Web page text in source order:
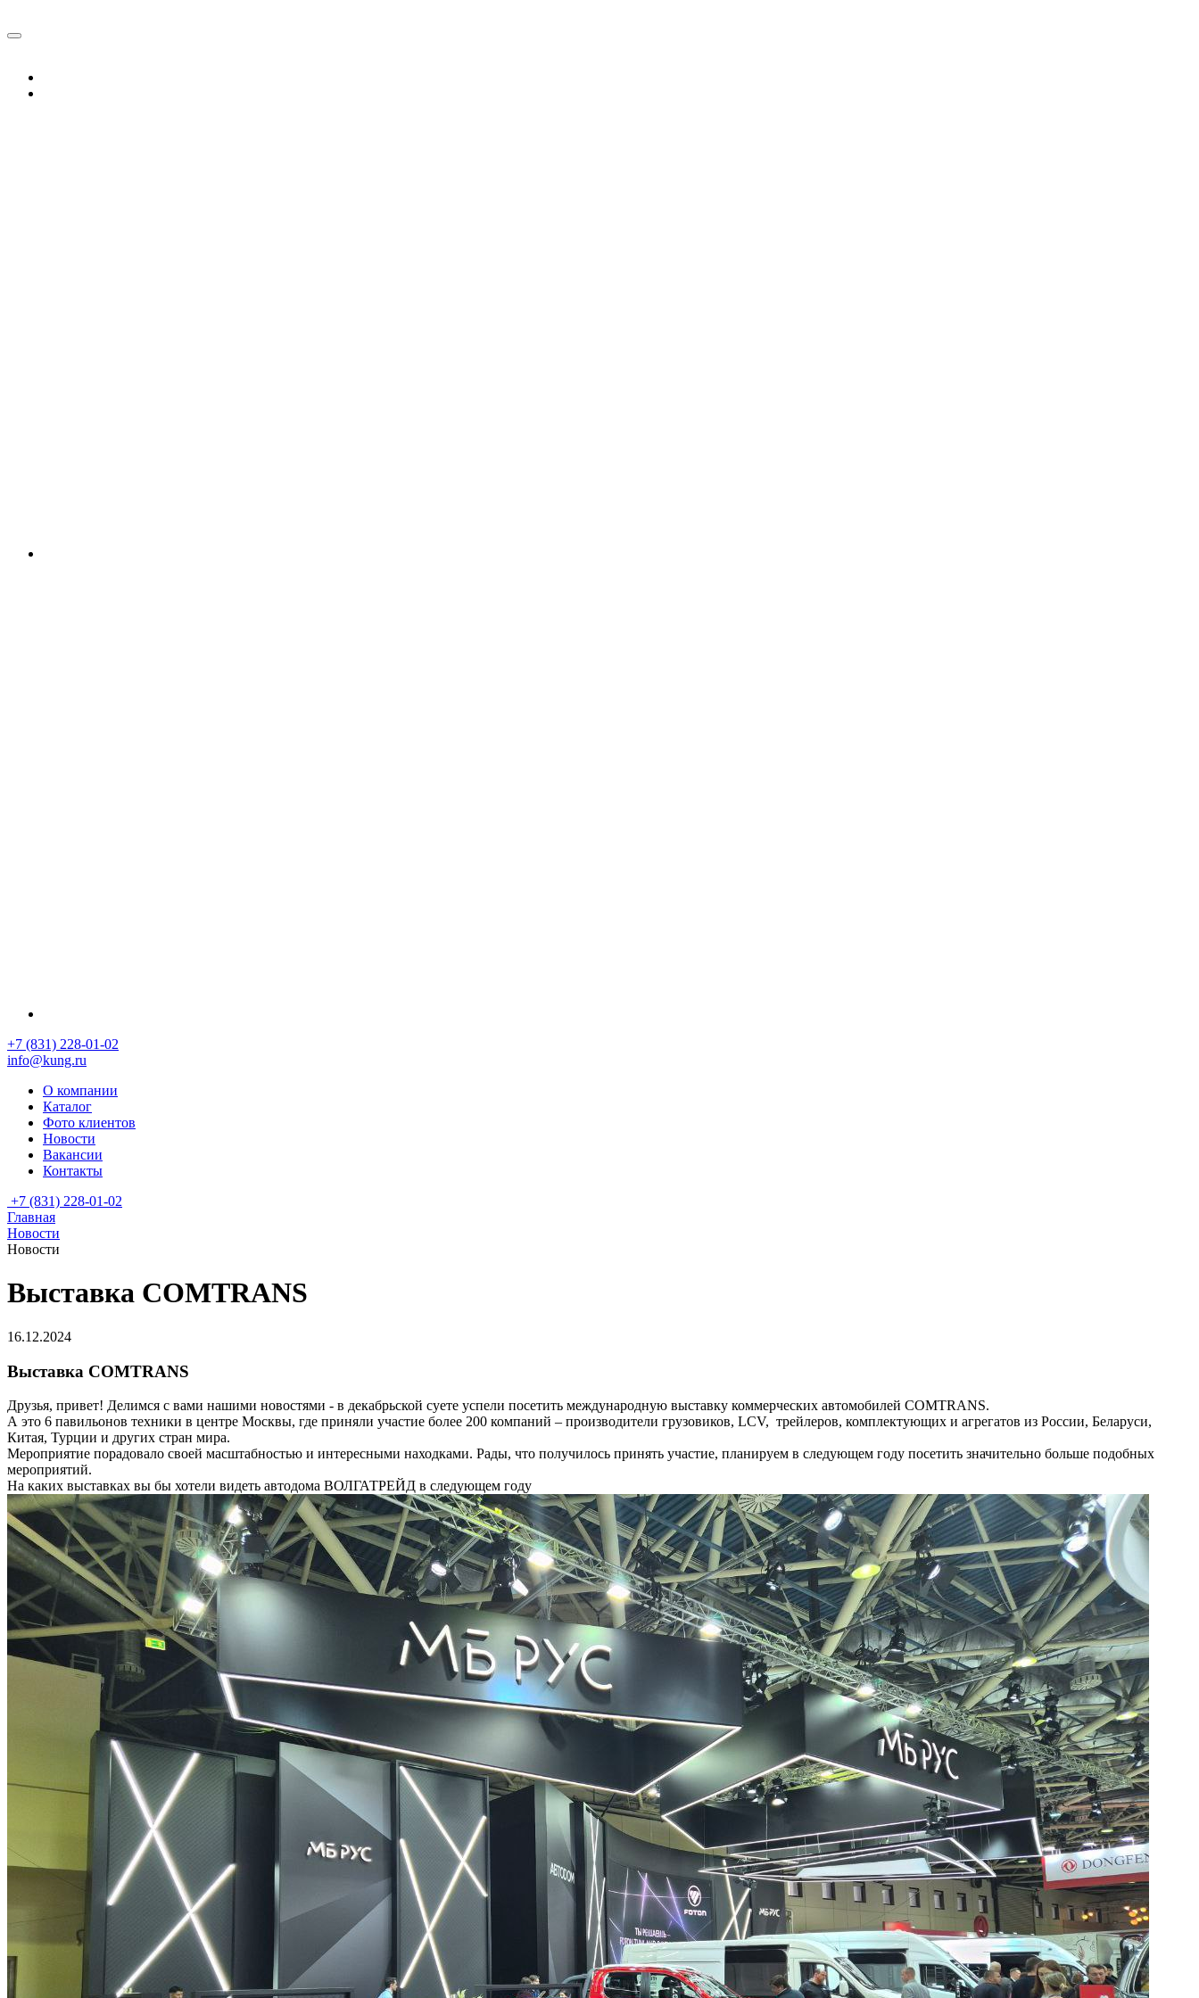
+7 (831) 228-01-02
info@kung.ru
О компании
Каталог
Фото клиентов
Новости
Вакансии
Контакты
+7 (831) 228-01-02
Главная
Новости
Новости
Выставка COMTRANS
16.12.2024
Выставка COMTRANS
Друзья, привет! Делимся с вами нашими новостями - в декабрьской суете успели посетить международную выставку коммерческих автомобилей COMTRANS.
А это 6 павильонов техники в центре Москвы, где приняли участие более 200 компаний – производители грузовиков, LCV, трейлеров, комплектующих и агрегатов из России, Беларуси,
Китая, Турции и других стран мира.
Мероприятие порадовало своей масштабностью и интересными находками. Рады, что получилось принять участие, планируем в следующем году посетить значительно больше подобных
мероприятий.
На каких выставках вы бы хотели видеть автодома ВОЛГАТРЕЙД в следующем году